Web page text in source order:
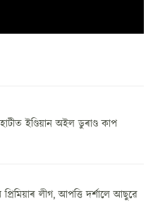
ইণ্ডিয়ান অইল ডুৰাণ্ড কাপ
লীগ, আপত্তি দৰ্শালে আছুৱে